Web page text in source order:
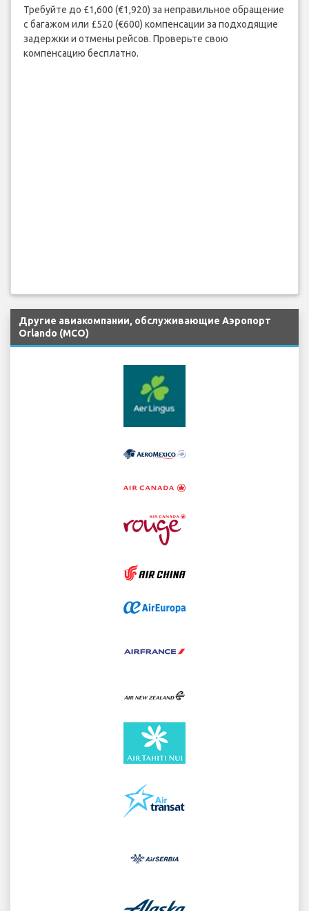
Требуйте до £1,600 (€1,920) за неправильное обращение
с багажом или £520 (€600) компенсации за подходящие
задержки и отмены рейсов. Проверьте свою
компенсацию бесплатно.
Другие авиакомпании, обслуживающие Аэропорт
Orlando (MCO)